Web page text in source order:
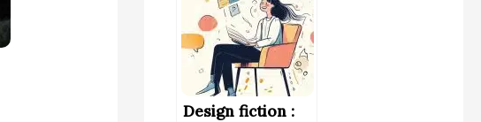
lycée ?
Design fiction :